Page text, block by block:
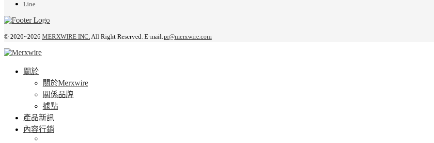
Line
© 2020~2026 MERXWIRE INC.All Right Reserved. E-mail:pr@merxwire.com
關於
關於Merxwire
關係品牌
據點
產品新訊
內容行銷